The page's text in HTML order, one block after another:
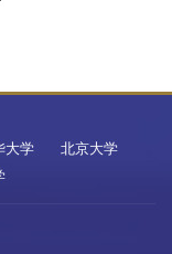
大学
北京大学